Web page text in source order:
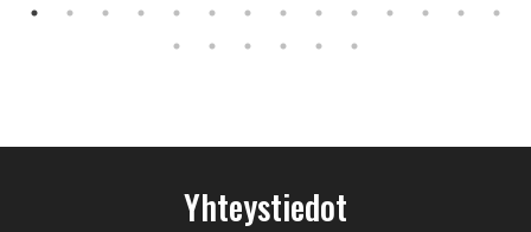
Yhteystiedot